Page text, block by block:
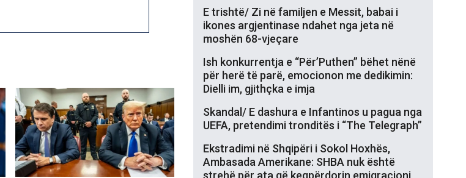
E trishtë/ Zi në familjen e Messit, babai i
ikones argjentinase ndahet nga jeta në
moshën 68-vjeçare
Ish konkurrentja e “Për’Puthen” bëhet nënë
për herë të parë, emocionon me dedikimin:
Dielli im, gjithçka e imja
Skandal/ E dashura e Infantinos u pagua nga
UEFA, pretendimi tronditës i “The Telegraph”
Ekstradimi në Shqipëri i Sokol Hoxhës,
Ambasada Amerikane: SHBA nuk është
strehë për ata që keqpërdorin emigracioni